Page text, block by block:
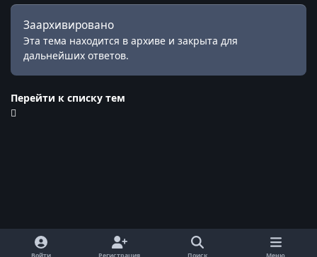
Заархивировано
Эта тема находится в архиве и закрыта для
дальнейших ответов.
Перейти к списку тем